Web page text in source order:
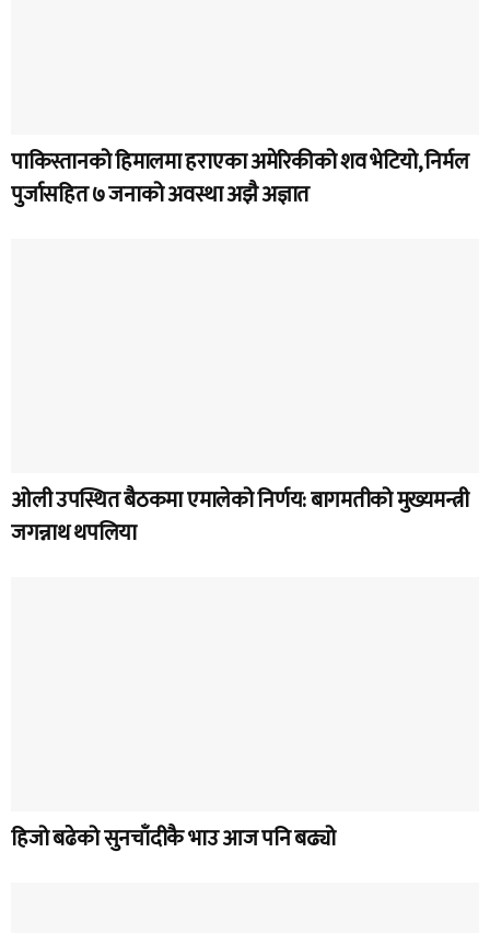
पाकिस्तानको हिमालमा हराएका अमेरिकीको शव भेटियो, निर्मल
पुर्जासहित ७ जनाको अवस्था अझै अज्ञात
ओली उपस्थित बैठकमा एमालेको निर्णय: बागमतीको मुख्यमन्त्री
जगन्नाथ थपलिया
हिजो बढेको सुनचाँदीकै भाउ आज पनि बढ्यो